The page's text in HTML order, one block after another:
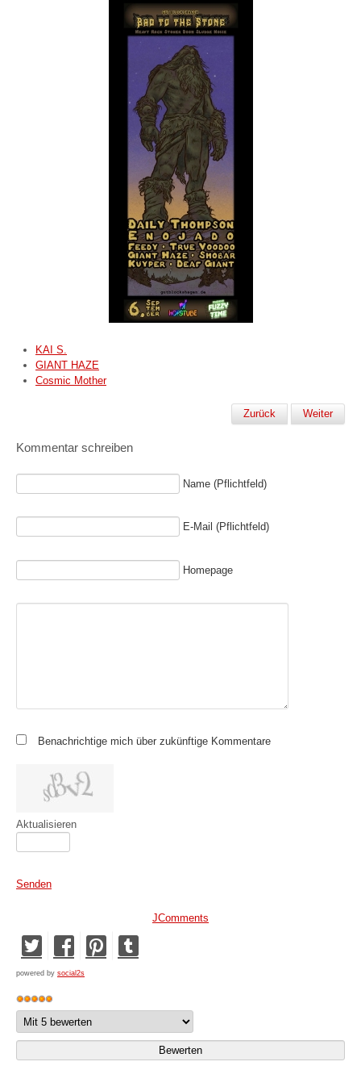
KAI S.
GIANT HAZE
Cosmic Mother
Zurück Weiter
Kommentar schreiben
Name (Pflichtfeld)
E-Mail (Pflichtfeld)
Homepage
Benachrichtige mich über zukünftige Kommentare
Aktualisieren
Senden
JComments
powered by social2s